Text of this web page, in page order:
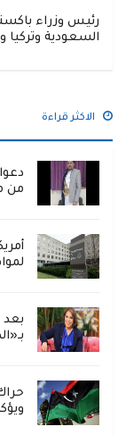
رئيس وزراء
السعودية وتركيا
الاكثر قراءة
من